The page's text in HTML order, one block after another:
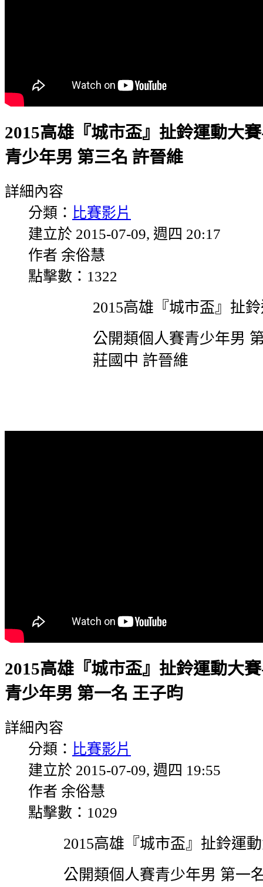
2015高雄『城市盃』扯鈴運動大
青少年男 第三名 許晉維
詳細內容
分類： 比賽影片
建立於 2015-07-09, 週四 20:17
作者 余俗慧
點擊數：1322
2015高雄『城市盃』扯
公開類個人賽青少年男
莊國中 許晉維
2015高雄『城市盃』扯鈴運動大
青少年男 第一名 王子昀
詳細內容
分類： 比賽影片
建立於 2015-07-09, 週四 19:55
作者 余俗慧
點擊數：1029
2015高雄『城市盃』扯鈴運
公開類個人賽青少年男 第一